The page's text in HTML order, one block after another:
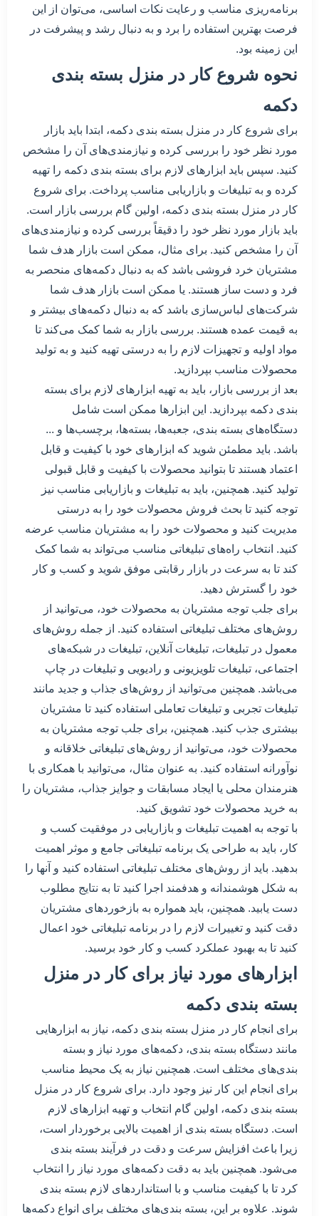
برنامه‌ریزی مناسب و رعایت نکات اساسی، می‌توان از این
فرصت بهترین استفاده را برد و به دنبال رشد و پیشرفت در
این زمینه بود.
نحوه شروع کار در منزل بسته بندی
دکمه
برای شروع کار در منزل بسته بندی دکمه، ابتدا باید بازار
مورد نظر خود را بررسی کرده و نیازمندی‌های آن را مشخص
کنید. سپس باید ابزارهای لازم برای بسته بندی دکمه را تهیه
کرده و به تبلیغات و بازاریابی مناسب پرداخت. برای شروع
کار در منزل بسته بندی دکمه، اولین گام بررسی بازار است.
باید بازار مورد نظر خود را دقیقاً بررسی کرده و نیازمندی‌های
آن را مشخص کنید. برای مثال، ممکن است بازار هدف شما
مشتریان خرد فروشی باشد که به دنبال دکمه‌های منحصر به
فرد و دست ساز هستند. یا ممکن است بازار هدف شما
شرکت‌های لباس‌سازی باشد که به دنبال دکمه‌های بیشتر و
به قیمت عمده هستند. بررسی بازار به شما کمک می‌کند تا
مواد اولیه و تجهیزات لازم را به درستی تهیه کنید و به تولید
محصولات مناسب بپردازید.
بعد از بررسی بازار، باید به تهیه ابزارهای لازم برای بسته
بندی دکمه بپردازید. این ابزارها ممکن است شامل
دستگاه‌های بسته بندی، جعبه‌ها، بسته‌ها، برچسب‌ها و ...
باشد. باید مطمئن شوید که ابزارهای خود با کیفیت و قابل
اعتماد هستند تا بتوانید محصولات با کیفیت و قابل قبولی
تولید کنید. همچنین، باید به تبلیغات و بازاریابی مناسب نیز
توجه کنید تا بحث فروش محصولات خود را به درستی
مدیریت کنید و محصولات خود را به مشتریان مناسب عرضه
کنید. انتخاب راه‌های تبلیغاتی مناسب می‌تواند به شما کمک
کند تا به سرعت در بازار رقابتی موفق شوید و کسب و کار
خود را گسترش دهید.
برای جلب توجه مشتریان به محصولات خود، می‌توانید از
روش‌های مختلف تبلیغاتی استفاده کنید. از جمله روش‌های
معمول در تبلیغات، تبلیغات آنلاین، تبلیغات در شبکه‌های
اجتماعی، تبلیغات تلویزیونی و رادیویی و تبلیغات در چاپ
می‌باشد. همچنین می‌توانید از روش‌های جذاب و جدید مانند
تبلیغات تجربی و تبلیغات تعاملی استفاده کنید تا مشتریان
بیشتری جذب کنید. همچنین، برای جلب توجه مشتریان به
محصولات خود، می‌توانید از روش‌های تبلیغاتی خلاقانه و
نوآورانه استفاده کنید. به عنوان مثال، می‌توانید با همکاری با
هنرمندان محلی یا ایجاد مسابقات و جوایز جذاب، مشتریان را
به خرید محصولات خود تشویق کنید.
با توجه به اهمیت تبلیغات و بازاریابی در موفقیت کسب و
کار، باید به طراحی یک برنامه تبلیغاتی جامع و موثر اهمیت
بدهید. باید از روش‌های مختلف تبلیغاتی استفاده کنید و آنها را
به شکل هوشمندانه و هدفمند اجرا کنید تا به نتایج مطلوب
دست یابید. همچنین، باید همواره به بازخوردهای مشتریان
دقت کنید و تغییرات لازم را در برنامه تبلیغاتی خود اعمال
کنید تا به بهبود عملکرد کسب و کار خود برسید.
ابزارهای مورد نیاز برای کار در منزل
بسته بندی دکمه
برای انجام کار در منزل بسته بندی دکمه، نیاز به ابزارهایی
مانند دستگاه بسته بندی، دکمه‌های مورد نیاز و بسته
بندی‌های مختلف است. همچنین نیاز به یک محیط مناسب
برای انجام این کار نیز وجود دارد. برای شروع کار در منزل
بسته بندی دکمه، اولین گام انتخاب و تهیه ابزارهای لازم
است. دستگاه بسته بندی از اهمیت بالایی برخوردار است،
زیرا باعث افزایش سرعت و دقت در فرآیند بسته بندی
می‌شود. همچنین باید به دقت دکمه‌های مورد نیاز را انتخاب
کرد تا با کیفیت مناسب و با استانداردهای لازم بسته بندی
شوند. علاوه بر این، بسته بندی‌های مختلف برای انواع دکمه‌ها